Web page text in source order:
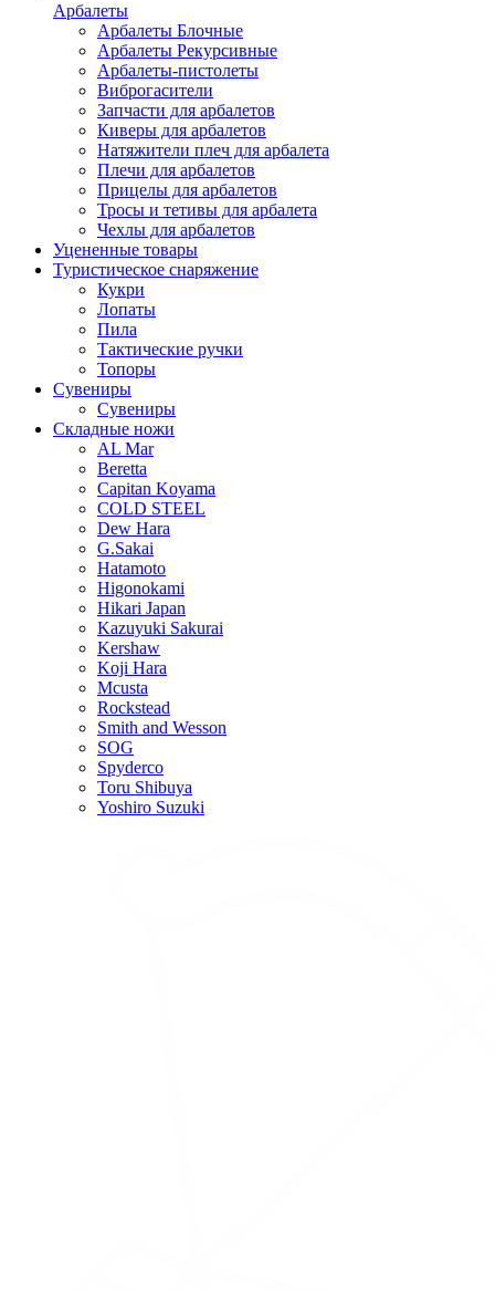
Арбалеты
Арбалеты Блочные
Арбалеты Рекурсивные
Арбалеты-пистолеты
Виброгасители
Запчасти для арбалетов
Киверы для арбалетов
Натяжители плеч для арбалета
Плечи для арбалетов
Прицелы для арбалетов
Тросы и тетивы для арбалета
Чехлы для арбалетов
Уцененные товары
Туристическое снаряжение
Кукри
Лопаты
Пила
Тактические ручки
Топоры
Сувениры
Сувениры
Складные ножи
AL Mar
Beretta
Capitan Koyama
COLD STEEL
Dew Hara
G.Sakai
Hatamoto
Higonokami
Hikari Japan
Kazuyuki Sakurai
Kershaw
Koji Hara
Mcusta
Rockstead
Smith and Wesson
SOG
Spyderco
Toru Shibuya
Yoshiro Suzuki